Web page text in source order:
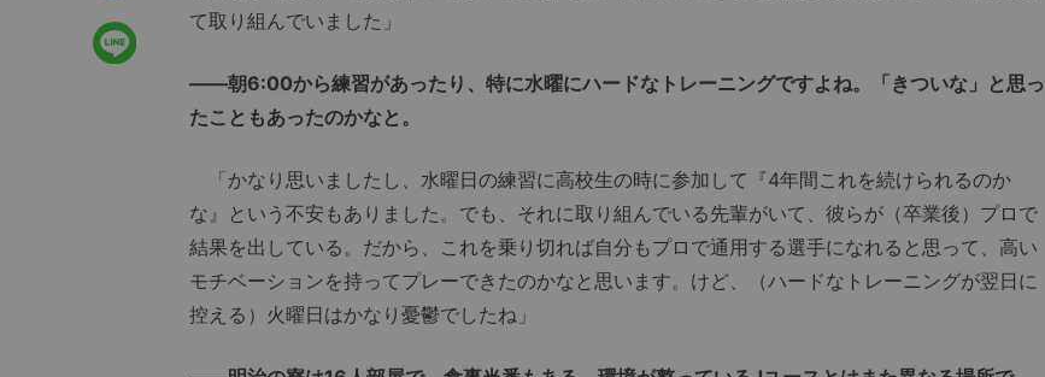
て取り組んでいました」
――朝6:00から練習があったり、特に水曜にハードなトレーニングですよね。「きついな」と思っ
たこともあったのかなと。
「かなり思いましたし、水曜日の練習に高校生の時に参加して『4年間これを続けられるのか
な』という不安もありました。でも、それに取り組んでいる先輩がいて、彼らが（卒業後）プロで
結果を出している。だから、これを乗り切れば自分もプロで通用する選手になれると思って、高い
モチベーションを持ってプレーできたのかなと思います。けど、（ハードなトレーニングが翌日に
控える）火曜日はかなり憂鬱でしたね」